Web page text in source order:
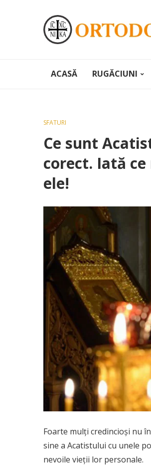
ACASĂ RUGĂCIUNI
SFATURI
Ce sunt
corect. Iată
ele!
Foarte mulţi credincioşi nu
sine a Acatistului cu unele
nevoile vieţii lor personale.